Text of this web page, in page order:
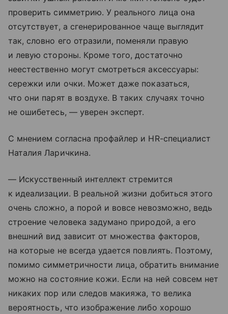
проверить симметрию. У реального лица она
отсутствует, а сгенерированное чаще выглядит
так, словно его отразили, поменяли правую
и левую стороны. Кроме того, достаточно
неестественно могут смотреться аксессуары:
сережки или очки. Может даже показаться,
что они парят в воздухе. В таких случаях точно
не ошибетесь, — уверен эксперт.
С мнением согласна профайлер и HR-специалист
Наталия Ларичкина.
— Искусственный интеллект стремится
к идеализации. В реальной жизни добиться этого
очень сложно, а порой и вовсе невозможно, ведь
строение человека задумано природой, а его
внешний вид зависит от множества факторов,
на которые не всегда удается повлиять. Поэтому,
помимо симметричности лица, обратить внимание
можно на состояние кожи. Если на ней совсем нет
никаких пор или следов макияжа, то велика
вероятность, что изображение либо хорошо